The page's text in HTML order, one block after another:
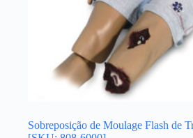
Sobreposição de Moulage Flash de